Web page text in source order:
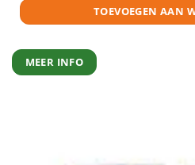
TOEVOEGEN AAN
MEER INFO